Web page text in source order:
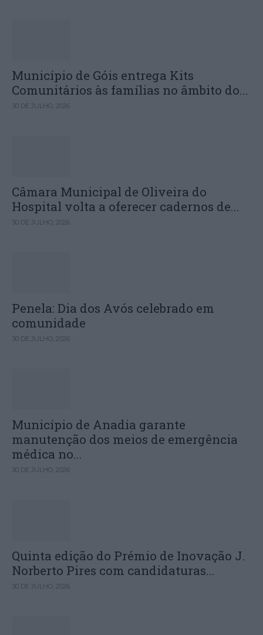
Município de Góis entrega Kits
Comunitários às famílias no âmbito do...
30 DE JULHO, 2026
Câmara Municipal de Oliveira do
Hospital volta a oferecer cadernos de...
30 DE JULHO, 2026
Penela: Dia dos Avós celebrado em
comunidade
30 DE JULHO, 2026
Município de Anadia garante
manutenção dos meios de emergência
médica no...
30 DE JULHO, 2026
Quinta edição do Prémio de Inovação J.
Norberto Pires com candidaturas...
30 DE JULHO, 2026